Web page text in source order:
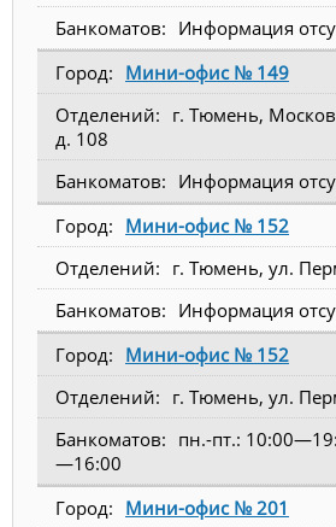
Информация
Мини-офис № 149
г. Тюмень,
д. 108
Информация
Мини-офис № 152
г. Тюмень, ул.
Информация
Мини-офис № 152
г. Тюмень, ул.
пн.-пт.:
—16:00
Мини-офис № 201